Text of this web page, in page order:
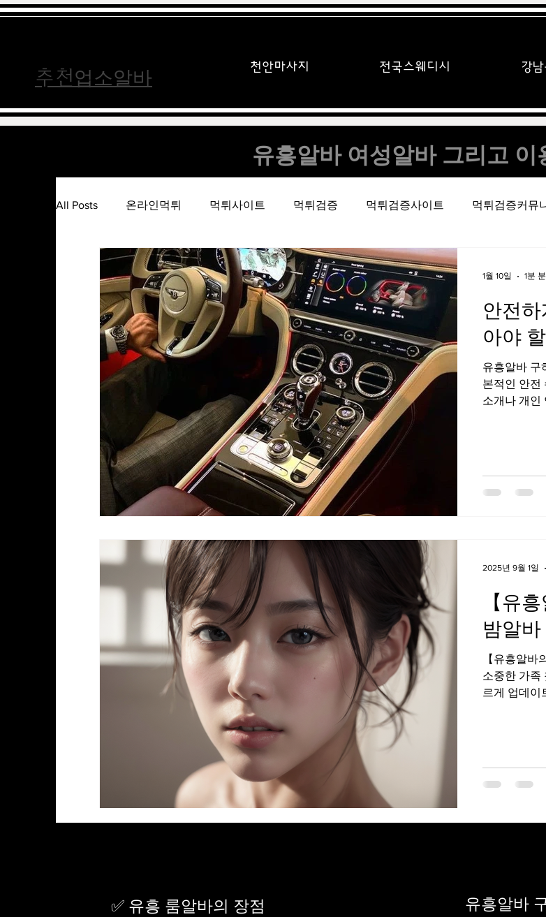
​추천 업소알바 천안마사지 전국스웨디시 강
유흥알바 여성알바 그리고 이
All Posts 온라인먹튀 먹튀사이트 먹튀검증 먹튀검증사이트 먹튀검증커뮤
메이저사이트 카지노사이트 슬롯사이트 온라인슬롯 유흥알바의민족
룸알바 밤알바 유흥업소 구인구직 꿀알바 노래방도
스웨디시 진주스웨디시알바 진주스웨디시구인 마사지 마사지구인
안전
아야
유흥알바 구
본적인 안전
소개나 개인
1월 10일 1분
【유
밤알
【유흥알바의민족】
소중한 가족
르게 업데이
2025년 9월 1일
✅ 유흥 룸알바의 장점 유흥알바